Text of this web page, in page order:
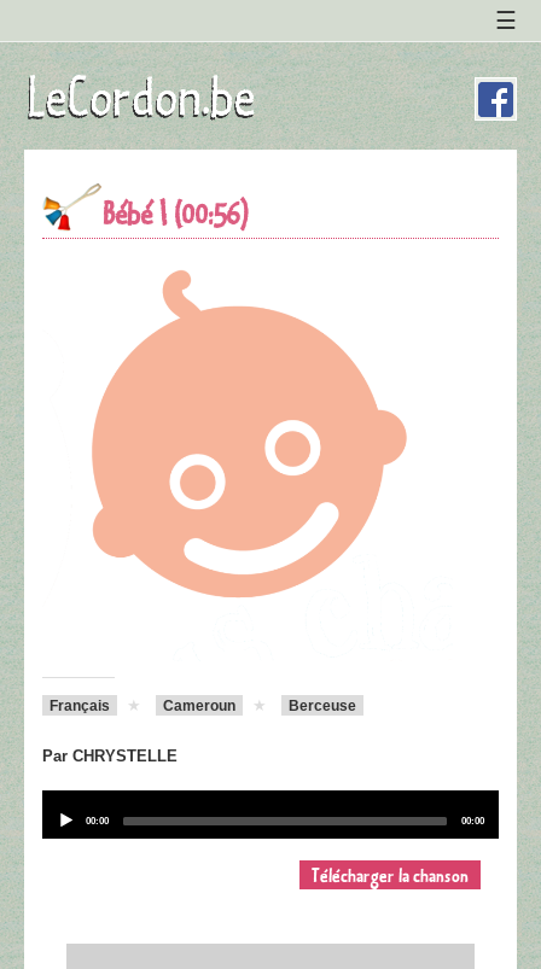
Bébé ! (00:56)
Français Cameroun Berceuse
Par CHRYSTELLE
Player
Current
00:00 Total
00:00
Télécharger la chanson